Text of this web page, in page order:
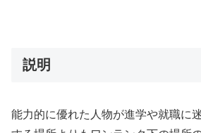
説明
能力的に優れた人物が進学や就職に